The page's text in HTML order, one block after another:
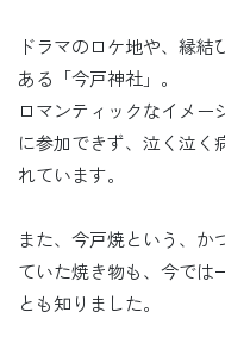
ドラマのロケ地や、縁
ある「今戸神社」。
ロマンティックなイメー
に参加できず、泣く泣く
れています。
また、今戸焼という、か
ていた焼き物も、今では
とも知りました。